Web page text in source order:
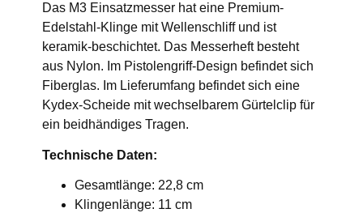
Das M3 Einsatzmesser hat eine Premium-
Edelstahl-Klinge mit Wellenschliff und ist
keramik-beschichtet. Das Messerheft besteht
aus Nylon. Im Pistolengriff-Design befindet sich
Fiberglas. Im Lieferumfang befindet sich eine
Kydex-Scheide mit wechselbarem Gürtelclip für
ein beidhändiges Tragen.
Technische Daten:
Gesamtlänge: 22,8 cm
Klingenlänge: 11 cm